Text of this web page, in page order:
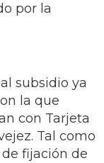
por la
subsidio ya
la que
con Tarjeta
Tal como
fijación de